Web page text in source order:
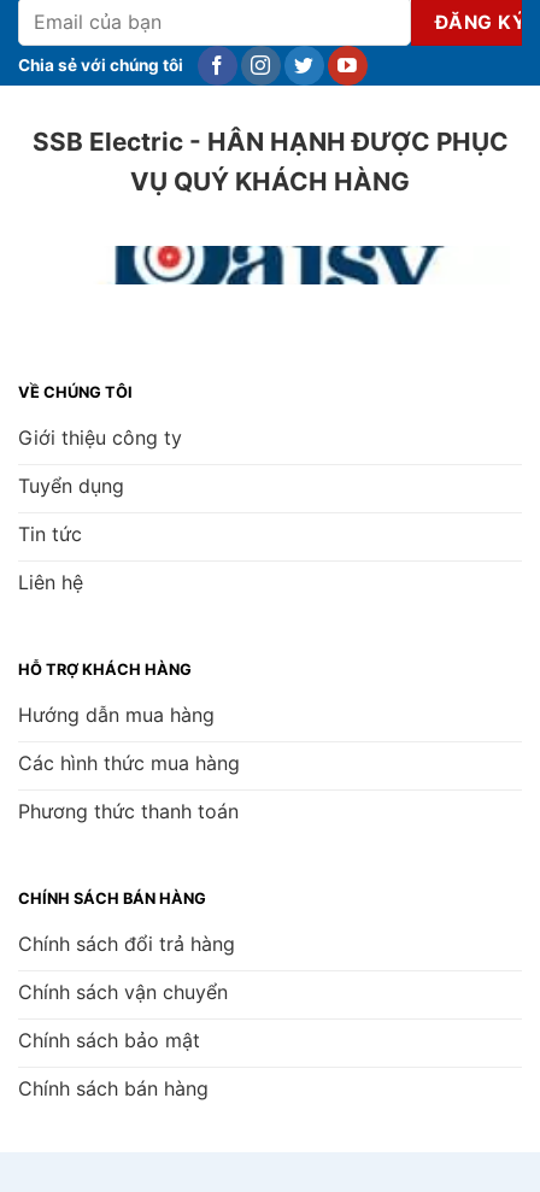
ĐĂNG KÝ NHẬN KHUYẾN MẠI
Chia sẻ với chúng tôi
SSB Electric - HÂN HẠNH ĐƯỢC PHỤC
VỤ QUÝ KHÁCH HÀNG
VỀ CHÚNG TÔI
Giới thiệu công ty
Tuyển dụng
Tin tức
Liên hệ
HỖ TRỢ KHÁCH HÀNG
Hướng dẫn mua hàng
Các hình thức mua hàng
Phương thức thanh toán
CHÍNH SÁCH BÁN HÀNG
Chính sách đổi trả hàng
Chính sách vận chuyển
Chính sách bảo mật
Chính sách bán hàng